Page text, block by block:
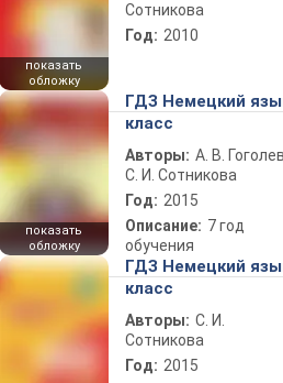
показать
обложку
Сотникова
Год: 2010
показать
обложку
ГДЗ Немецкий
класс
Авторы: А. В.
С. И. Сотникова
Год: 2015
Описание: 7 год
обучения
ГДЗ Немецкий
класс
Авторы: С. И.
Сотникова
Год: 2015